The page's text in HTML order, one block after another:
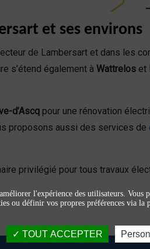
et ses environs
de Lambersart et dans les
s’étend également à Wattrelos et
d’Ascq pour une rénovation
proposons aussi des services de
privilégié pour tous travaux
l'expérience des utilisateurs.
ou définir vos propres préférences via la
TOUT ACCEPTER